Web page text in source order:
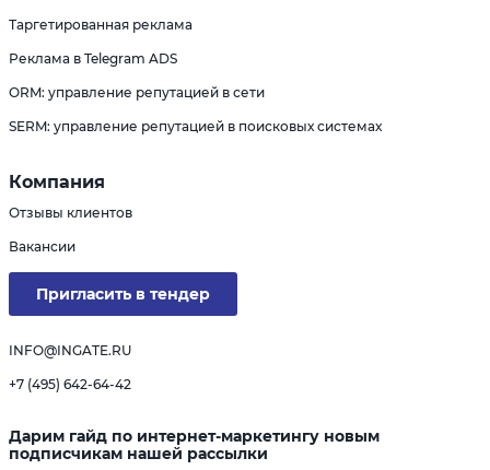
Таргетированная реклама
Реклама в Telegram ADS
ORM: управление репутацией в сети
SERM: управление репутацией в поисковых системах
Компания
Отзывы клиентов
Вакансии
Пригласить в тендер
INFO@INGATE.RU
+7 (495) 642-64-42
Дарим гайд по интернет-маркетингу новым
подписчикам нашей рассылки